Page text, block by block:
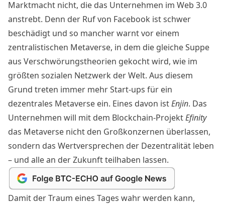
Marktmacht nicht, die das Unternehmen im Web 3.0
anstrebt. Denn der Ruf von Facebook ist schwer
beschädigt und so mancherwarntvor einem
zentralistischen Metaverse, in dem die gleiche Suppe
aus Verschwörungstheorien gekocht wird, wie im
größten sozialen Netzwerk der Welt. Aus diesem
Grund treten immer mehr Start-ups für ein
dezentrales Metaverse ein. Eines davon istEnjin. Das
Unternehmen will mit dem Blockchain-ProjektEfinity
das Metaverse nicht den Großkonzernen überlassen,
sondern das Wertversprechen der Dezentralität leben
– und alle an der Zukunft teilhaben lassen.
Damit der Traum eines Tages wahr werden kann,